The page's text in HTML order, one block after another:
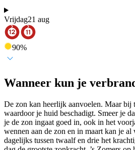
Vrijdag21 aug
90%
Wanneer kun je
De zon kan heerlijk aanvoelen. Maar bij
waardoor je huid beschadigt. Smeer je
je de zon ingaat goed in, ook in het
wennen aan de zon en in maart kan je
dagelijks tussen twaalf en drie het